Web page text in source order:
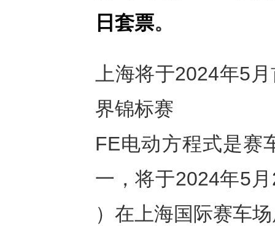
日套票。
上海将于2024年5
界锦标赛
FE电动方程式是赛
一，将于2024年5
）在上海国际赛车